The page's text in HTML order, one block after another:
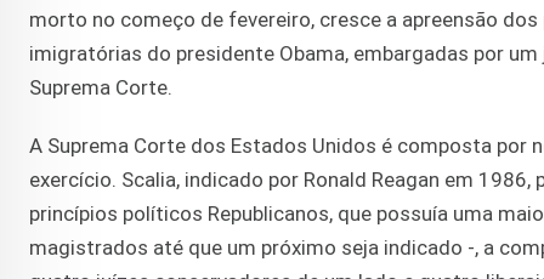
morto no começo de fevereiro, cresce a apreensão
imigratórias do presidente Obama, embargadas por
Suprema Corte.
A Suprema Corte dos Estados Unidos é composta por
exercício. Scalia, indicado por Ronald Reagan em
princípios políticos Republicanos, que possuía uma
magistrados até que um próximo seja indicado -, a